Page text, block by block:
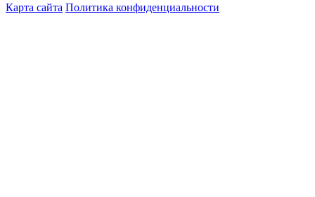
Карта сайта Политика конфиденциальности